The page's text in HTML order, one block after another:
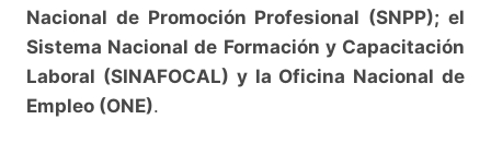
Nacional de Promoción Profesional (SNPP); el
Sistema Nacional de Formación y Capacitación
Laboral (SINAFOCAL) y la Oficina Nacional de
Empleo (ONE).